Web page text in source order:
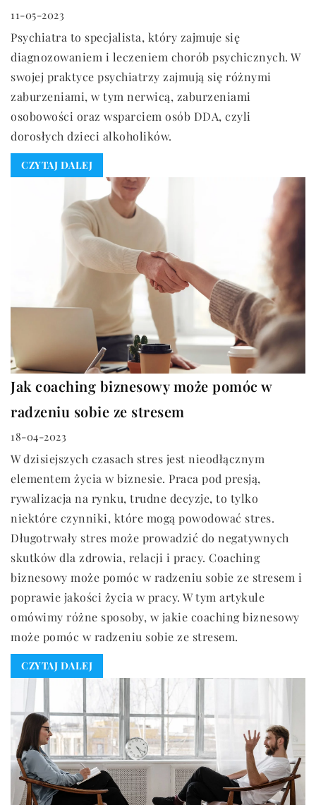
11-05-2023
Psychiatra to specjalista, który zajmuje się
diagnozowaniem i leczeniem chorób psychicznych. W
swojej praktyce psychiatrzy zajmują się różnymi
zaburzeniami, w tym nerwicą, zaburzeniami
osobowości oraz wsparciem osób DDA, czyli
dorosłych dzieci alkoholików.
CZYTAJ DALEJ
Jak coaching biznesowy może pomóc w
radzeniu sobie ze stresem
18-04-2023
W dzisiejszych czasach stres jest nieodłącznym
elementem życia w biznesie. Praca pod presją,
rywalizacja na rynku, trudne decyzje, to tylko
niektóre czynniki, które mogą powodować stres.
Długotrwały stres może prowadzić do negatywnych
skutków dla zdrowia, relacji i pracy. Coaching
biznesowy może pomóc w radzeniu sobie ze stresem i
poprawie jakości życia w pracy. W tym artykule
omówimy różne sposoby, w jakie coaching biznesowy
może pomóc w radzeniu sobie ze stresem.
CZYTAJ DALEJ